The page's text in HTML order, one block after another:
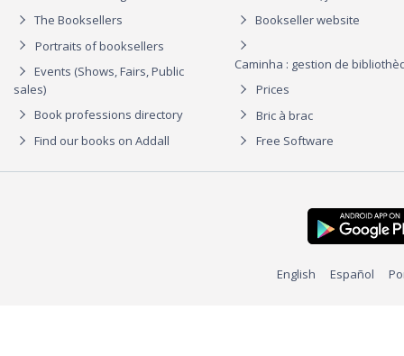
The Booksellers
Portraits of booksellers
Events (Shows, Fairs, Public
sales)
Book professions directory
Find our books on Addall
Bookseller website
Caminha : gestion de
Prices
Bric à brac
Free Software
English Español